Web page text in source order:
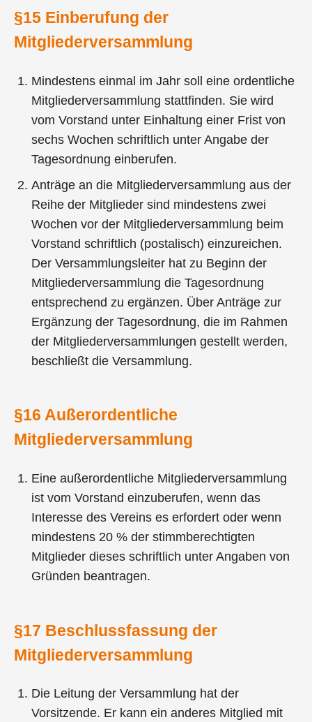
§15 Einberufung der
Mitgliederversammlung
Mindestens einmal im Jahr soll eine ordentliche
Mitgliederversammlung stattfinden. Sie wird
vom Vorstand unter Einhaltung einer Frist von
sechs Wochen schriftlich unter Angabe der
Tagesordnung einberufen.
Anträge an die Mitgliederversammlung aus der
Reihe der Mitglieder sind mindestens zwei
Wochen vor der Mitgliederversammlung beim
Vorstand schriftlich (postalisch) einzureichen.
Der Versammlungsleiter hat zu Beginn der
Mitgliederversammlung die Tagesordnung
entsprechend zu ergänzen. Über Anträge zur
Ergänzung der Tagesordnung, die im Rahmen
der Mitgliederversammlungen gestellt werden,
beschließt die Versammlung.
§16 Außerordentliche
Mitgliederversammlung
Eine außerordentliche Mitgliederversammlung
ist vom Vorstand einzuberufen, wenn das
Interesse des Vereins es erfordert oder wenn
mindestens 20 % der stimmberechtigten
Mitglieder dieses schriftlich unter Angaben von
Gründen beantragen.
§17 Beschlussfassung der
Mitgliederversammlung
Die Leitung der Versammlung hat der
Vorsitzende. Er kann ein anderes Mitglied mit